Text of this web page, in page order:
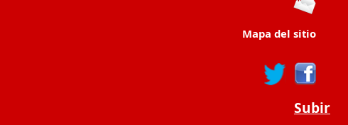
Mapa del sitio
Subir